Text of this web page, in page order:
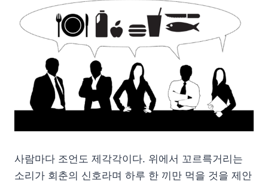
사람마다 조언도 제각각이다. 위에서 꼬르륵거리는
소리가 회춘의 신호라며 하루 한 끼만 먹을 것을 제안